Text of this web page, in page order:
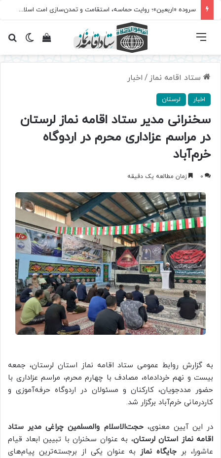
سروده‌ «اربعین»؛ روایت حماسه، استقامت و تمدن‌سازی امت اسلامی
تغییرمشاهده فهرست
ستاد اقامه نماز / اخبار
اخبار لرستان
سخنرانی مدیر ستاد اقامه نماز لرستان
در مراسم عزاداری محرم در اردوگاه
خرم‌آباد
0 زمان مطالعه یک دقیقه
به گزارش روابط عمومی ستاد اقامه نماز استان لرستان، جمعه
بیست و نهم خردادماه، مصادف با چهارم محرم، مراسم عزاداری با
حضور مددجویان، کارکنان و مسئولان در اردوگاه حرفه‌آموزی و
کاردرمانی خرم‌آباد برگزار شد.
در این آیین معنوی،حجت‌الاسلام والمسلمین چراغی مدیر ستاد
اقامه نماز استان لرستان، به عنوان سخنران با تبیین ابعاد قیام
عاشورا، بر جایگاه نمازبه عنوان یکی از برجسته‌ترین پیام‌های